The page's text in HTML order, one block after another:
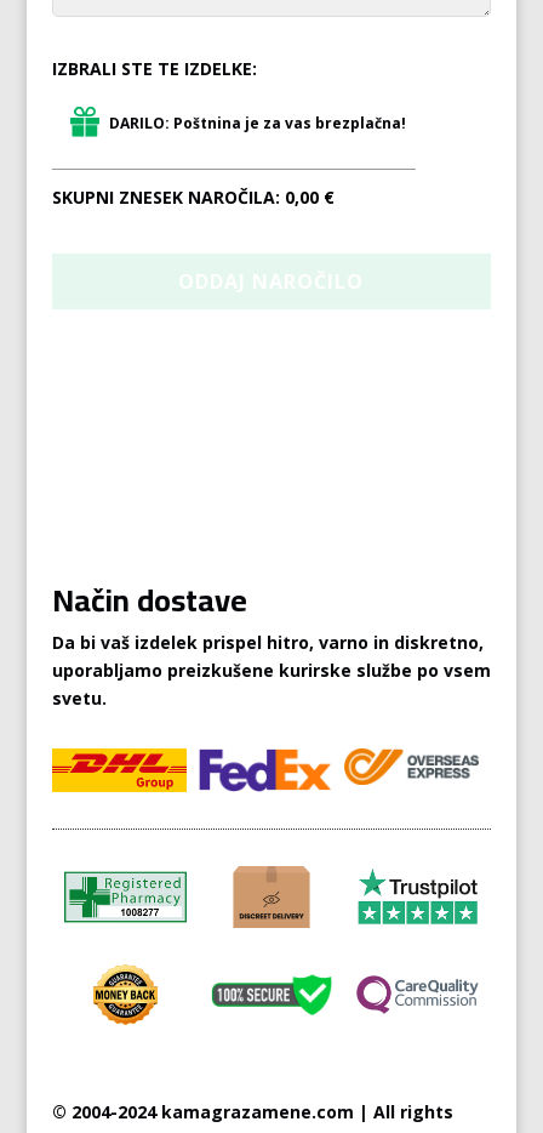
IZBRALI STE TE IZDELKE:
DARILO: Poštnina je za vas brezplačna!
SKUPNI ZNESEK NAROČILA: 0,00 €
Način dostave
Da bi vaš izdelek prispel hitro, varno in diskretno,
uporabljamo preizkušene kurirske službe po vsem
svetu.
© 2004-2024 kamagrazamene.com | All rights